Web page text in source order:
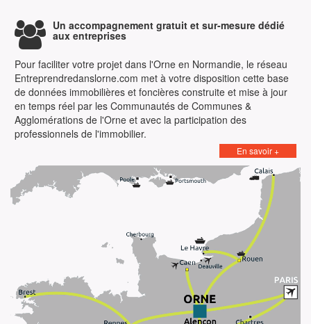
Un accompagnement gratuit et sur-mesure dédié
aux entreprises
Pour faciliter votre projet dans l'Orne en Normandie, le réseau
Entreprendredanslorne.com met à votre disposition cette base
de données immobilières et foncières construite et mise à jour
en temps réel par les Communautés de Communes &
Agglomérations de l'Orne et avec la participation des
professionnels de l'immobilier.
En savoir +